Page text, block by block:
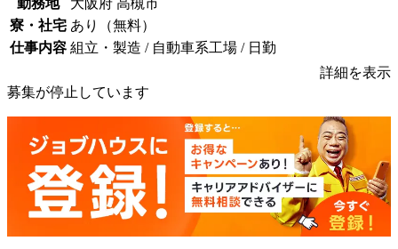
勤務地
大阪府 高槻市
寮・社宅 あり（無料）
仕事内容 組立・製造 / 自動車系工場 / 日勤
詳細を表示
募集が停止しています